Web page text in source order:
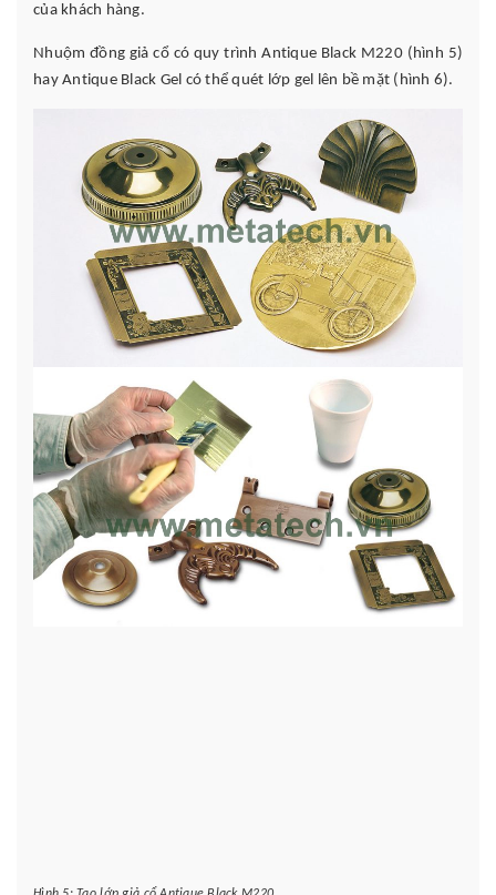
của khách hàng.
Nhuộm đồng giả cổ có quy trình Antique Black M220 (hình 5)
hay Antique Black Gel có thể quét lớp gel lên bề mặt (hình 6).